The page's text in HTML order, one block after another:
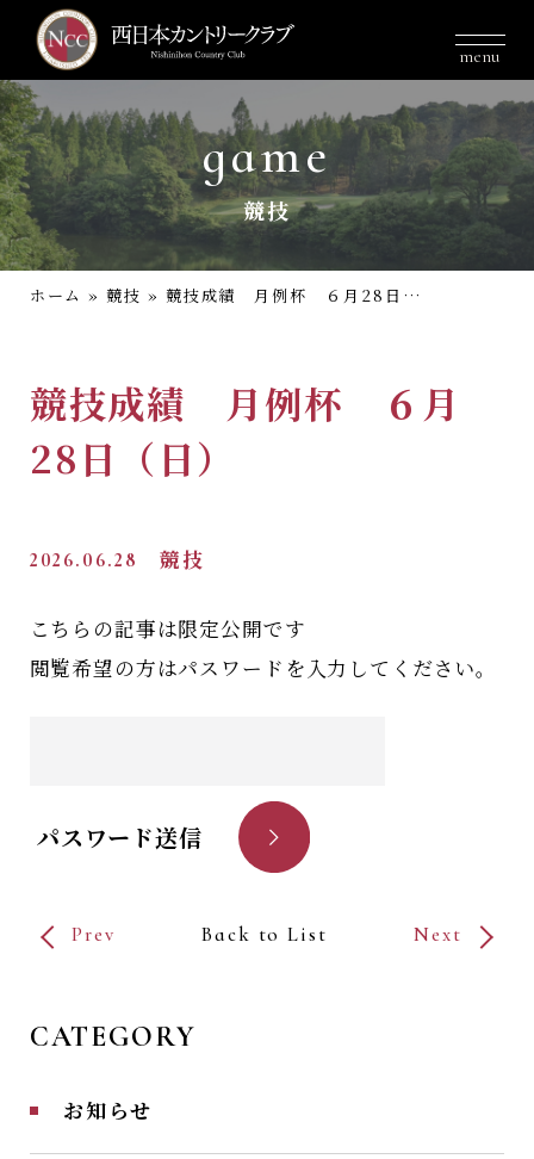
menu
game
競技
ホーム » 競技 » 競技成績 月例杯 ６月28日（日）
競技成績 月例杯 ６月
28日（日）
2026.06.28 競技
こちらの記事は限定公開です
閲覧希望の方はパスワードを入力してください。
パスワード送信
Prev Back to List Next
CATEGORY
お知らせ